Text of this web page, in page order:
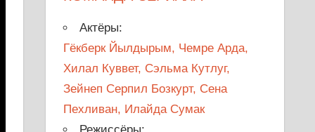
Актёры:
Гёкберк Йылдырым, Чемре Арда,
Хилал Куввет, Сэльма Кутлуг,
Зейнеп Серпил Бозкурт, Сена
Пехливан, Илайда Сумак
Режиссёры: